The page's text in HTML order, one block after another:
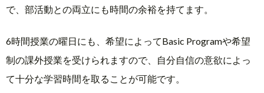
で、部活動との両立にも時間の余裕を持てます。
6時間授業の曜日にも、希望によってBasic Programや希望
制の課外授業を受けられますので、自分自信の意欲によっ
て十分な学習時間を取ることが可能です。